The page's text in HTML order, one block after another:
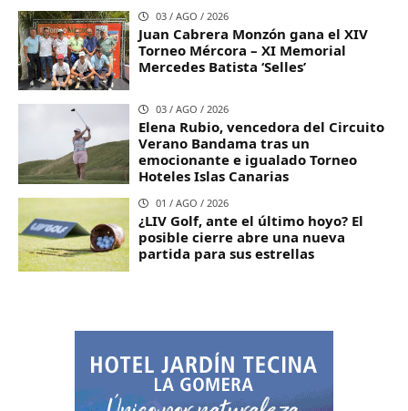
03 / AGO / 2026
Juan Cabrera Monzón gana el XIV
Torneo Mércora – XI Memorial
Mercedes Batista ‘Selles’
03 / AGO / 2026
Elena Rubio, vencedora del Circuito
Verano Bandama tras un
emocionante e igualado Torneo
Hoteles Islas Canarias
01 / AGO / 2026
¿LIV Golf, ante el último hoyo? El
posible cierre abre una nueva
partida para sus estrellas